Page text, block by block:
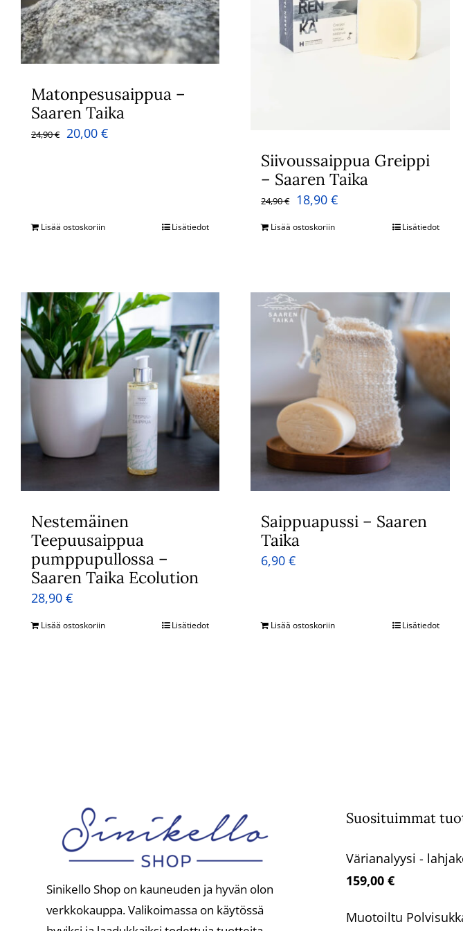
Matonpesusaippua –
Saaren Taika
24,90€
Alkuperäinen
20,00 €Nykyinen
Lisää ostoskoriin Lisätiedot
Siivoussaippua Greippi
– Saaren Taika
24,90€
Alkuperäinen
hinta
18,90€Nykyinen
Lisää ostoskoriin Lisätiedot
Nestemäinen
Teepuusaippua
pumppupullossa –
Saaren Taika Ecolution
28,90 €
Lisää ostoskoriin Lisätiedot
Saippuapussi – Saaren
Taika
6,90€
Lisää ostoskoriin Lisätiedot
Sinikello Shop on kauneuden ja hyvän olon
verkkokauppa. Valikoimassa on käytössä
Suosituimmat
Värianalyysi -
159,00€
Muotoiltu